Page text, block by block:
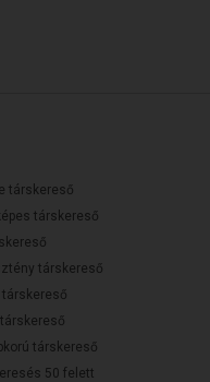
társkereső
társkereső
társkereső
társkereső
társkereső
50 felett